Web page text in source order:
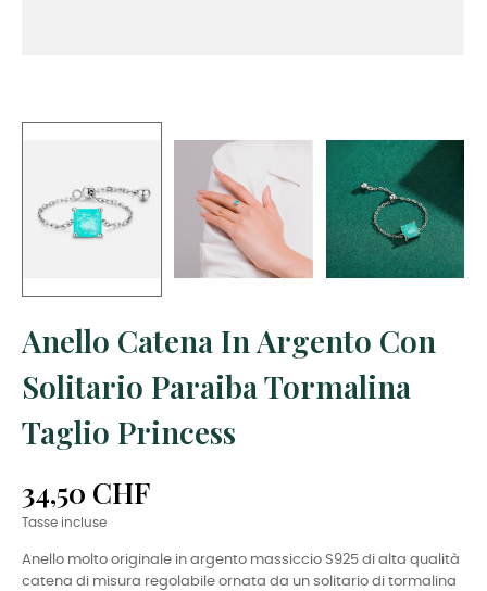
Anello Catena In Argento Con
Solitario Paraiba Tormalina
Taglio Princess
34,50 CHF
Tasse incluse
Anello molto originale in argento massiccio S925 di alta qualità
catena di misura regolabile ornata da un solitario di tormalina